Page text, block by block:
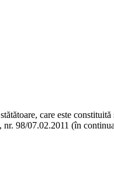
care este
98/07.02.2011 (în